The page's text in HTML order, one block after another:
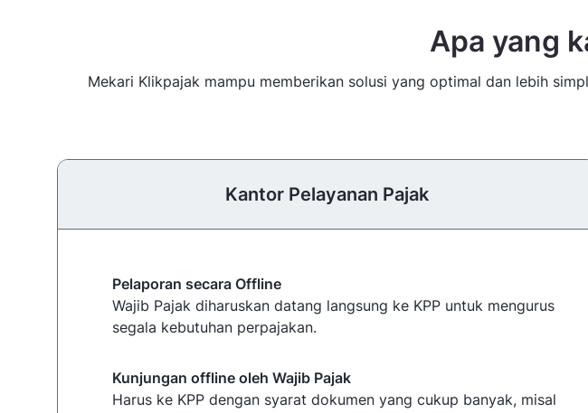
Apa yang
Mekari Klikpajak mampu memberikan solusi yang optimal dan lebih
Kantor Pelayanan Pajak
Pelaporan secara Offline
Wajib Pajak diharuskan datang langsung ke KPP untuk mengurus
segala kebutuhan perpajakan.
Kunjungan offline oleh Wajib Pajak
Harus ke KPP dengan syarat dokumen yang cukup banyak, misal